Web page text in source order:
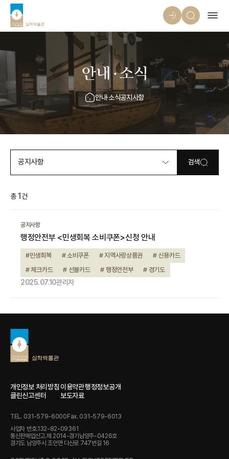
안내·소식
안내·소식공지사항
공지사항 검색
총 1건
공지사항
행정안전부 <민생회복 소비쿠폰>신청 안내
#민생회복 # 소비쿠폰 # 지역사랑상품권
# 신용카드
# 체크카드
# 선불카드 # 행정안전부 # 경기도
2025.07.10관리자
개인정보 처리방침 이용약관행정정보공개
클린신고센터
보도자료
TEL. 031-579-6000Fax. 031-579-6013
사업자 번호.132-82-09361
통신판매업신고.제 2014-경기남양주-0426호
경기도 남양주시 조안면 다산로 747번길 16